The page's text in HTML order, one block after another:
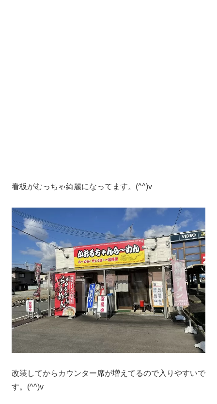
看板がむっちゃ綺麗になってます。(^^)v
改装してからカウンター席が増えてるので入りやすいで
す。(^^)v